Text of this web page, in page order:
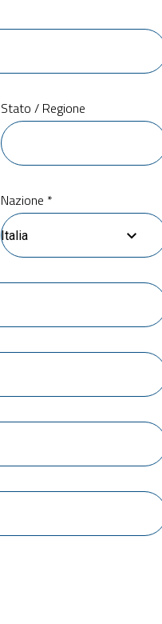
Stato / Regione
Nazione *
Italia